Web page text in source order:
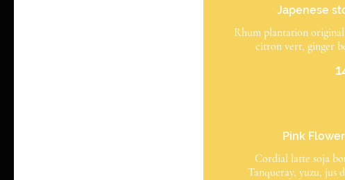
Japenese
Rhum plantation
citron vert, ginger
Pink
Cordial latte soja
Tanqueray, yuzu, jus